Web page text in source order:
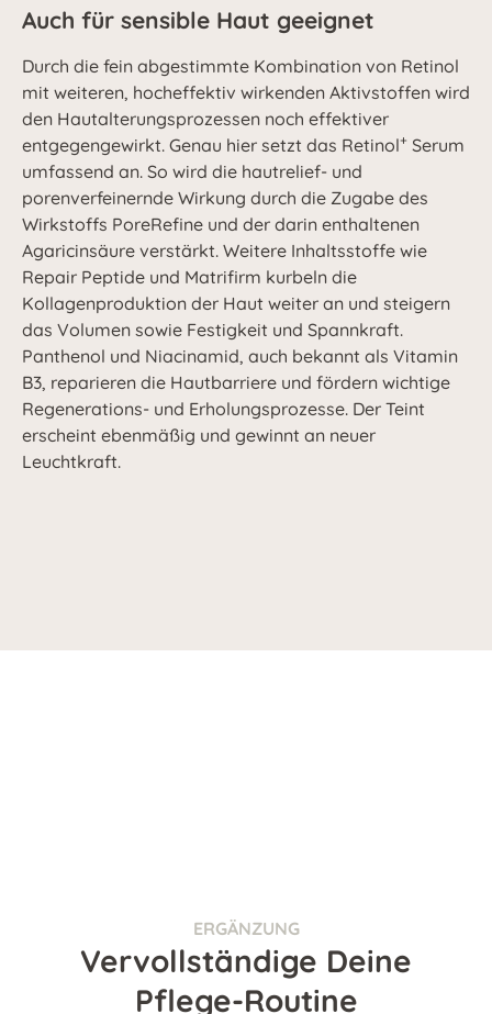
Auch für sensible Haut geeignet
Durch die fein abgestimmte Kombination von Retinol
mit weiteren, hocheffektiv wirkenden Aktivstoffen wird
den Hautalterungsprozessen noch effektiver
entgegengewirkt. Genau hier setzt das Retinol+ Serum
umfassend an. So wird die hautrelief- und
porenverfeinernde Wirkung durch die Zugabe des
Wirkstoffs PoreRefine und der darin enthaltenen
Agaricinsäure verstärkt. Weitere Inhaltsstoffe wie
Repair Peptide und Matrifirm kurbeln die
Kollagenproduktion der Haut weiter an und steigern
das Volumen sowie Festigkeit und Spannkraft.
Panthenol und Niacinamid, auch bekannt als Vitamin
B3, reparieren die Hautbarriere und fördern wichtige
Regenerations- und Erholungsprozesse. Der Teint
erscheint ebenmäßig und gewinnt an neuer
Leuchtkraft.
ERGÄNZUNG
Vervollständige Deine
Pflege-Routine